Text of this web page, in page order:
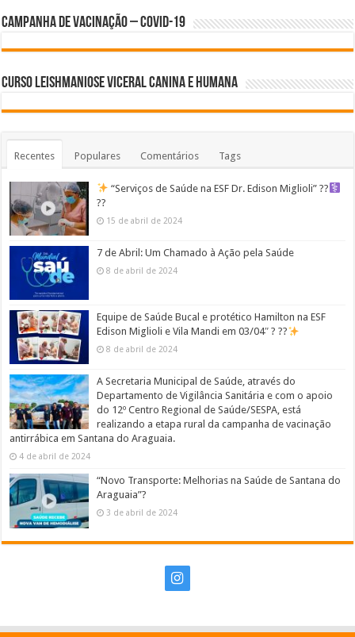
Campanha de Vacinação – Covid-19
Curso Leishmaniose Viceral Canina e Humana
Recentes Populares Comentários Tags
“Serviços de Saúde na ESF Dr. Edison Miglioli” ??‍
??
15 de abril de 2024
7 de Abril: Um Chamado à Ação pela Saúde
8 de abril de 2024
Equipe de Saúde Bucal e protético Hamilton na ESF
Edison Miglioli e Vila Mandi em 03/04″ ? ??
8 de abril de 2024
A Secretaria Municipal de Saúde, através do
Departamento de Vigilância Sanitária e com o apoio
do 12º Centro Regional de Saúde/SESPA, está
realizando a etapa rural da campanha de vacinação
antirrábica em Santana do Araguaia.
4 de abril de 2024
“Novo Transporte: Melhorias na Saúde de Santana do
Araguaia”?
3 de abril de 2024